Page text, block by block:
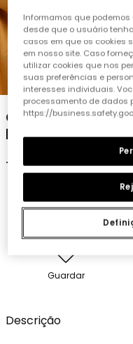
1
Camiseta de
lantejoulas smiley
19,95 €
Guardar
Descrição
Informamos que
desde que o usuário
casos em que os cookies
em nosso site. Caso
utilizar cookies que nos
suas preferências e
interesses individuais.
processamento de dados
https://